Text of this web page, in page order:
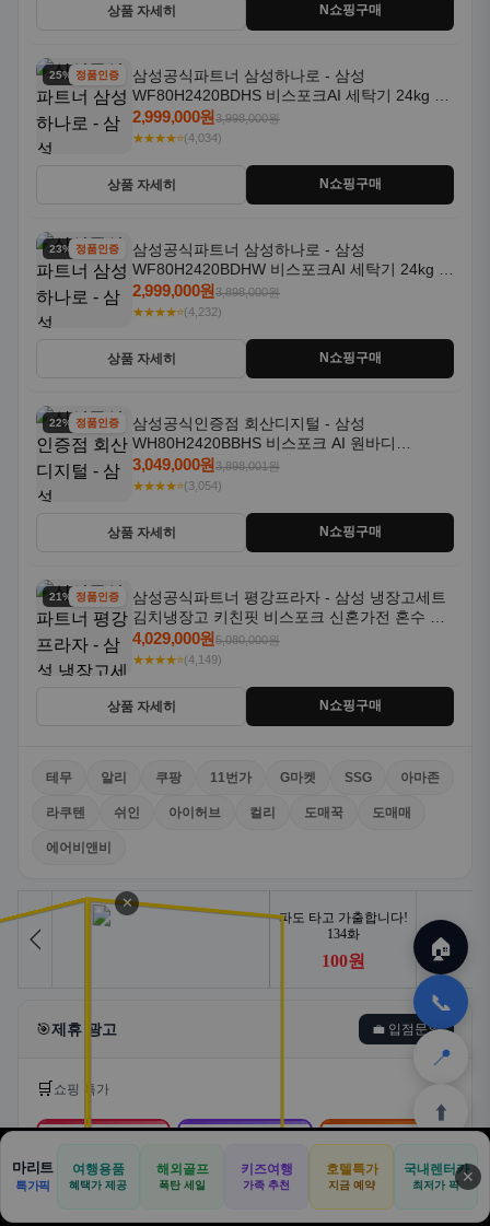
상품 자세히 N쇼핑구매
25% 할인정품인증
삼성공식파트너 삼성하나로 - 삼성
WF80H2420BDHS 비스포크AI 세탁기 24kg 건
조기 20kg 세제자동투입
2,999,000원3,998,000원
★★★★⭐(4,034)
상품 자세히 N쇼핑구매
23% 할인정품인증
삼성공식파트너 삼성하나로 - 삼성
WF80H2420BDHW 비스포크AI 세탁기 24kg 건
조기 20kg 세제자동투입
2,999,000원3,898,000원
★★★★⭐(4,232)
상품 자세히 N쇼핑구매
22% 할인정품인증
삼성공식인증점 회산디지털 - 삼성
WH80H2420BBHS 비스포크 AI 원바디
24kg+20kg 세제자동투입 1등급
3,049,000원3,898,001원
★★★★⭐(3,054)
상품 자세히 N쇼핑구매
21% 할인정품인증
삼성공식파트너 평강프라자 - 삼성 냉장고세트
김치냉장고 키친핏 비스포크 신혼가전 혼수 입
주가전 빌트인 화이트
4,029,000원5,080,000원
★★★★⭐(4,149)
상품 자세히 N쇼핑구매
테무 알리 쿠팡 11번가 G마켓 SSG 아마존
라쿠텐 쉬인 아이허브 컬리 도매꾹 도매매
에어비앤비
🎯제휴 광고 💼 입점문의
🛒 쇼핑 특가
🛒
쿠팡
로켓배송·특가
📦
알리익스프레스
🎁
테무
초저가·무료배송
🏠
✈️
공항
⛳
📋
🛒
쿠팡
🎁
테무
🏠
📞
📍
⬆️
🏠 📝
견적
🚐
기사등록
🛒
아마존
✕
마리트
특가픽
여행용품
혜택가 제공
해외골프
폭탄 세일
키즈여행
가족 추천
호텔특가
지금 예약
국내렌터카
최저가 픽 ✕